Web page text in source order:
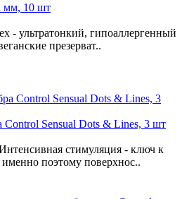
мм, 10 шт
- ультратонкий, гипоаллергенный
презерват..
Control Sensual Dots & Lines, 3 шт
стимуляция - ключ к
поэтому поверхнос..